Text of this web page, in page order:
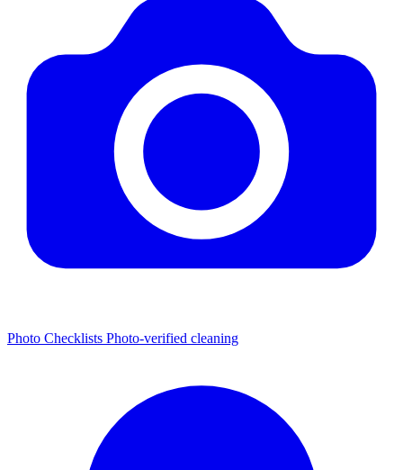
Photo Checklists Photo-verified cleaning